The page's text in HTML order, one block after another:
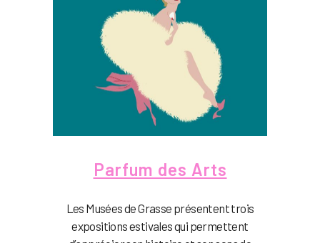
Parfum des Arts
Les Musées de Grasse présentent trois
expositions estivales qui permettent